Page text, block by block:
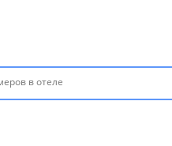
в отеле